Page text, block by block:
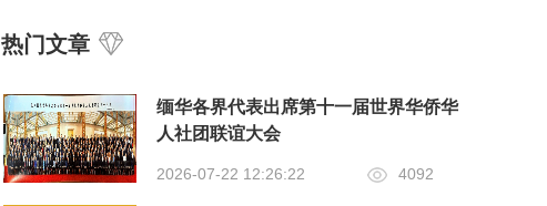
热门文章
缅华各界代表出席第十一届世界华侨华
人社团联谊大会
2026-07-22 12:26:22 4092